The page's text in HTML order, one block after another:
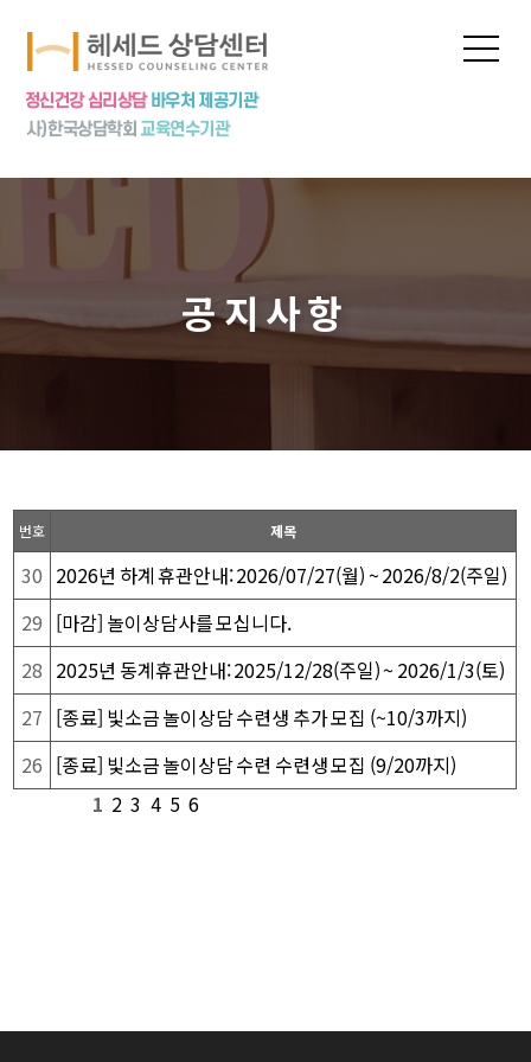
프로그램
심리상담
심리검사
놀이치료
집단상담
상담수련
상담신청
공지사항
번호 제목
30 2026년 하계 휴관안내: 2026/07/27(월) ~ 2026/8/2(주일)
29 [마감] 놀이상담사를 모십니다.
28 2025년 동계휴관안내: 2025/12/28(주일) ~ 2026/1/3(토)
27 [종료] 빛소금 놀이상담 수련생 추가 모집 (~10/3까지)
26 [종료] 빛소금 놀이상담 수련 수련생 모집 (9/20까지)
1 2 3 4 5 6